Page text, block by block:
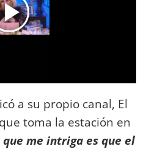
a su propio canal, El
toma la estación en
me intriga es que el